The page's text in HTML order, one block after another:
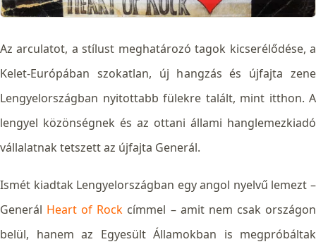
Az arculatot, a stílust meghatározó tagok kicserélődése, a
Kelet-Európában szokatlan, új hangzás és újfajta zene
Lengyelországban nyitottabb fülekre talált, mint itthon. A
lengyel közönségnek és az ottani állami hanglemezkiadó
vállalatnak tetszett az újfajta Generál.
Ismét kiadtak Lengyelországban egy angol nyelvű lemezt –
Generál Heart of Rock címmel – amit nem csak országon
belül, hanem az Egyesült Államokban is megpróbáltak